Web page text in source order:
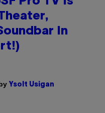
In
Ysolt Usigan